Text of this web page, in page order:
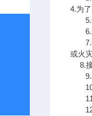
4.为
5.仪
6.禁
7.请
或火
8.接
9.机
10.
11.
12.